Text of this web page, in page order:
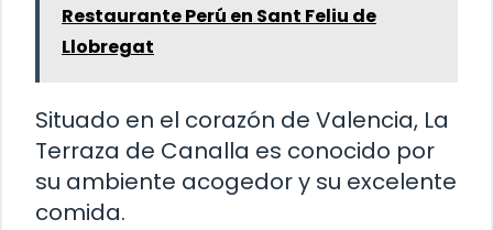
Restaurante Perú en Sant Feliu de
Llobregat
Situado en el corazón de Valencia, La
Terraza de Canalla es conocido por
su ambiente acogedor y su excelente
comida.